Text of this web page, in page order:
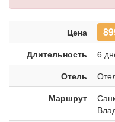
Цена
Длительность
6
Отель
Маршрут